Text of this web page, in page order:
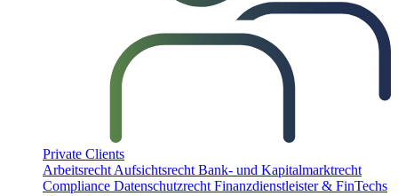
Private Clients
Arbeitsrecht Aufsichtsrecht Bank- und Kapitalmarktrecht
Compliance Datenschutzrecht Finanzdienstleister & FinTechs